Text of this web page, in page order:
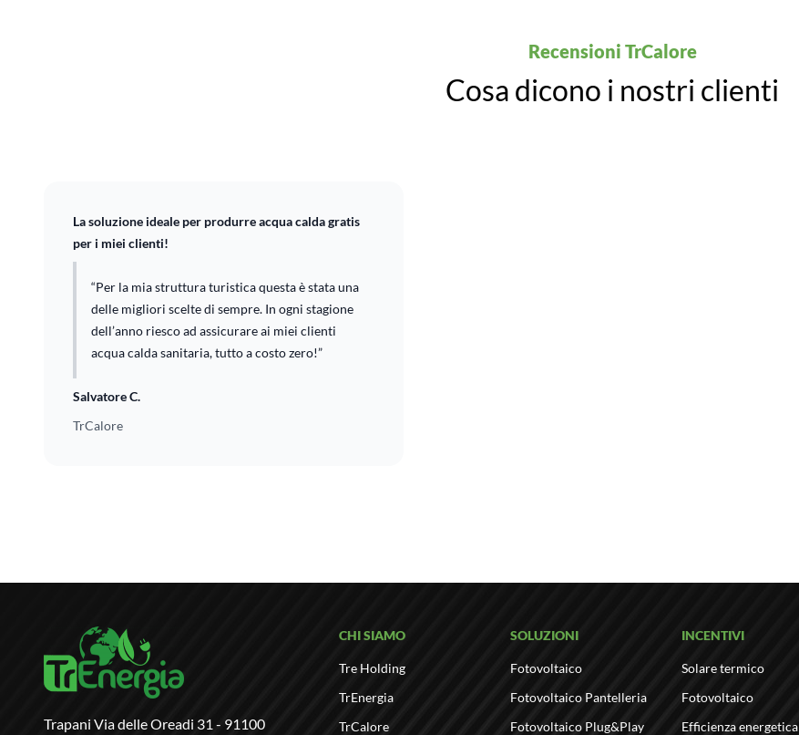
Recensioni TrCalore
Cosa dicono i nostri clienti
La soluzione ideale per produrre acqua calda gratis
per i miei clienti!
“Per la mia struttura turistica questa è stata una
delle migliori scelte di sempre. In ogni stagione
dell’anno riesco ad assicurare ai miei clienti
acqua calda sanitaria, tutto a costo zero!”
Salvatore C.
TrCalore
Trapani Via delle Oreadi 31 - 91100
CHI SIAMO
Tre Holding
TrEnergia
TrCalore
SOLUZIONI
Fotovoltaico
Fotovoltaico Pantelleria
Fotovoltaico Plug&Play
INCENTIVI
Solare termico
Fotovoltaico
Efficienza energetica